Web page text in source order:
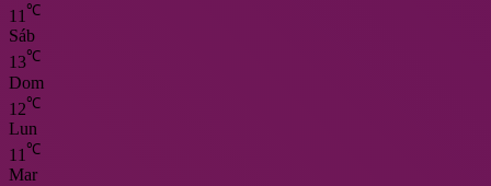
11 ℃
Sáb
13℃
Dom
12℃
Lun
11 ℃
Mar